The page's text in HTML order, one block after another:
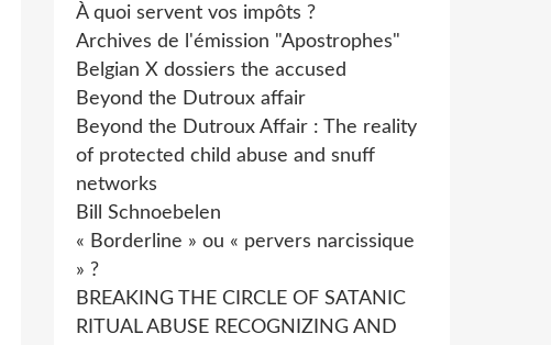
À quoi servent vos impôts ?
Archives de l'émission "Apostrophes"
Belgian X dossiers the accused
Beyond the Dutroux affair
Beyond the Dutroux Affair : The reality
of protected child abuse and snuff
networks
Bill Schnoebelen
« Borderline » ou « pervers narcissique
» ?
BREAKING THE CIRCLE OF SATANIC
RITUAL ABUSE RECOGNIZING AND